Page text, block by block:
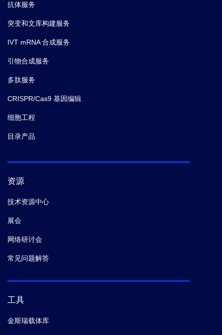
抗体服务
突变和文库构建服务
IVT mRNA 合成服务
引物合成服务
多肽服务
CRISPR/Cas9 基因编辑
细胞工程
目录产品
资源
技术资源中心
展会
网络研讨会
常见问题解答
工具
金斯瑞载体库